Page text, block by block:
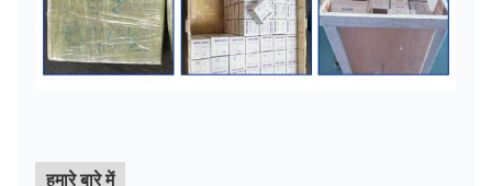
हमारे बारे में